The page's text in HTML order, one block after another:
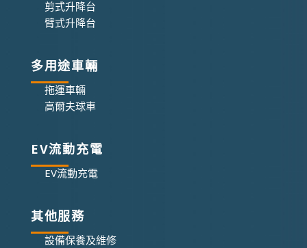
剪式升降台
臂式升降台
多用途車輛
拖運車輛
高爾夫球車
EV流動充電
EV流動充電
其他服務
設備保養及維修